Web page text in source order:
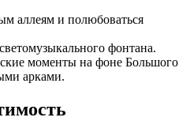
аллеям и полюбоваться
фонтана.
моменты на фоне Большого
арками.